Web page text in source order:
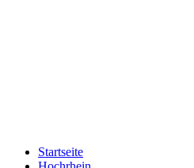
Startseite